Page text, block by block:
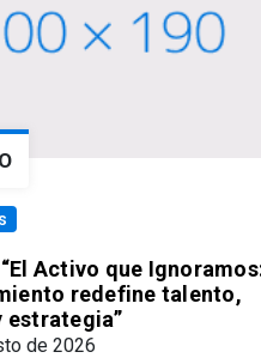
Activo que
redefine talento,
estrategia”
de 2026